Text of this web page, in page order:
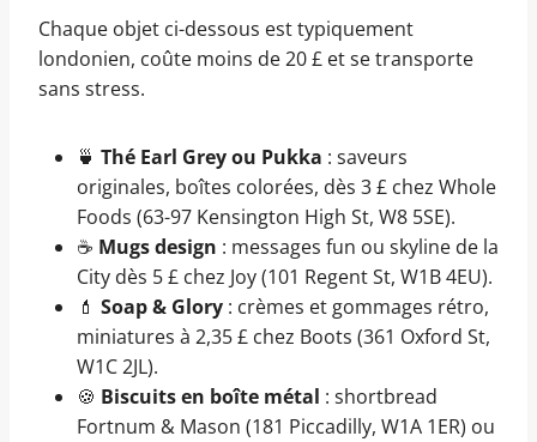
Chaque objet ci-dessous est typiquement
londonien, coûte moins de 20 £ et se transporte
sans stress.
🍵 Thé Earl Grey ou Pukka : saveurs
originales, boîtes colorées, dès 3 £ chez Whole
Foods (63-97 Kensington High St, W8 5SE).
☕ Mugs design : messages fun ou skyline de la
City dès 5 £ chez Joy (101 Regent St, W1B 4EU).
💄 Soap & Glory : crèmes et gommages rétro,
miniatures à 2,35 £ chez Boots (361 Oxford St,
W1C 2JL).
🍪 Biscuits en boîte métal : shortbread
Fortnum & Mason (181 Piccadilly, W1A 1ER) ou